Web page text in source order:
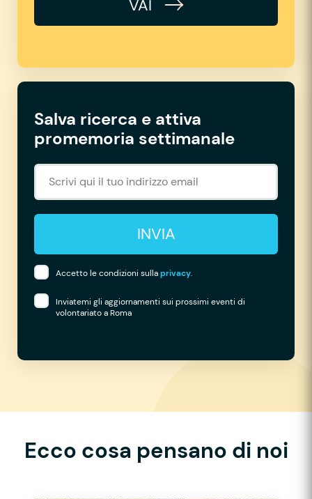
VAI
Salva ricerca e attiva
promemoria settimanale
INVIA
Accetto le condizioni sullaprivacy.
Inviatemi gli aggiornamenti sui prossimi eventi di
volontariato a Roma
Ecco cosa pensano di noi